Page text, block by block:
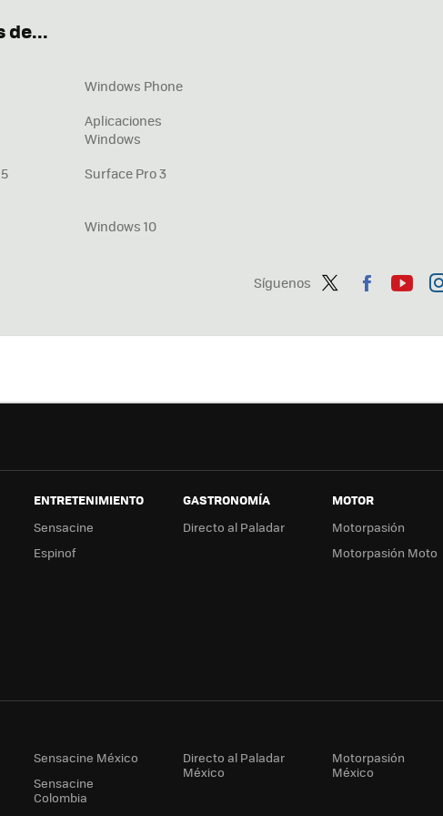
Síguenos
ter
ebo tub
de...
Windows Phone
Aplicaciones
Windows
Surface Pro 3
Windows 10
ENTRETENIMIENTO
Sensacine
Espinof
GASTRONOMÍA
Directo al Paladar
MOTOR
Motorpasión
Motorpasión Moto
Sensacine México
Sensacine
Colombia
Directo al Paladar
México
Motorpasión
México